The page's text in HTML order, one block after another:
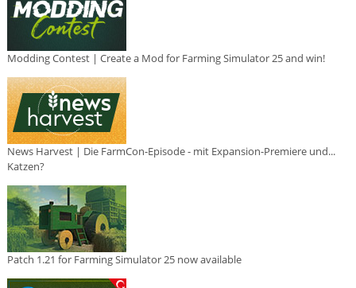
Modding Contest | Create a Mod for Farming Simulator 25 and win!
News Harvest | Die FarmCon-Episode - mit Expansion-Premiere und...
Katzen?
Patch 1.21 for Farming Simulator 25 now available